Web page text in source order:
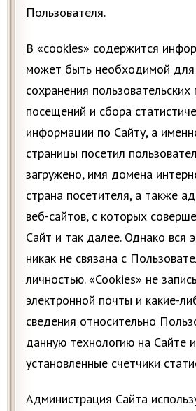
Пользователя.
В «cookies» содержится
может быть необходимой
сохранения
посещений и сбора
информации по Сайту, а
страницы посетил
загружено, имя домена
страна посетителя, а также
веб-сайтов, с которых
Сайт и так далее. Однако вся
никак не связана с
личностью. «Cookies» не
электронной почты и какие-
сведения относительно
данную технологию на Сайте
установленные счетчики
Администрация Сайта